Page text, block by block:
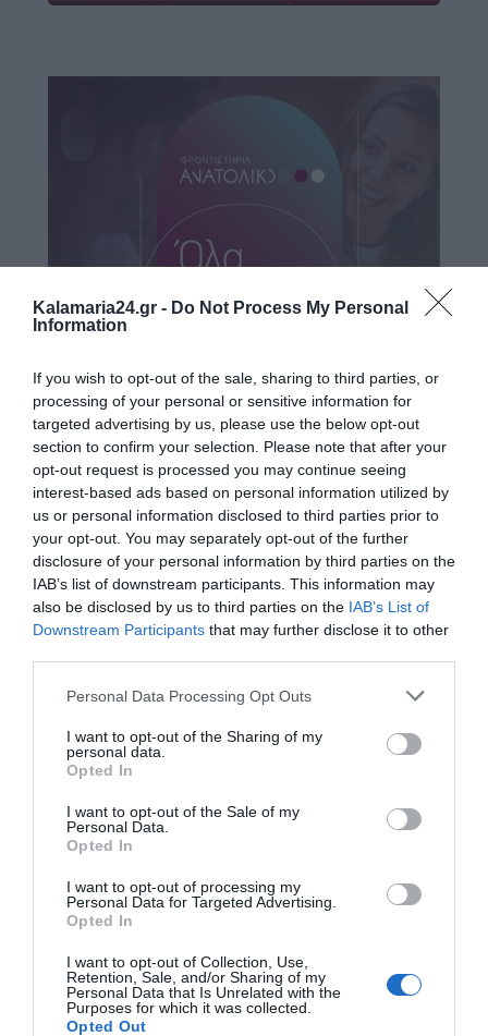
Kalamaria24.gr - Do Not Process My Personal
Information
If you wish to opt-out of the sale, sharing to third parties, or
processing of your personal or sensitive information for
targeted advertising by us, please use the below opt-out
section to confirm your selection. Please note that after your
opt-out request is processed you may continue seeing
interest-based ads based on personal information utilized by
us or personal information disclosed to third parties prior to
your opt-out. You may separately opt-out of the further
disclosure of your personal information by third parties on the
IAB’s list of downstream participants. This information may
also be disclosed by us to third parties on the IAB’s List of
Downstream Participants that may further disclose it to other
Personal Data Processing Opt Outs
I want to opt-out of the Sharing of my
personal data.
Opted In
I want to opt-out of the Sale of my
Personal Data.
Opted In
I want to opt-out of processing my
Personal Data for Targeted Advertising.
Opted In
I want to opt-out of Collection, Use,
Retention, Sale, and/or Sharing of my
Personal Data that Is Unrelated with the
Purposes for which it was collected.
Opted Out
Ο ΚΑΙΡΟΣ
34
34°
Θεσσαλονίκη
Παρασκευή+ 37°+26°
Σάββατο
+37°+25°
Κυριακή
+ 38°
Δευτέρα
+ 34°
26°
+36°+24°
Τετάρτη
+ 36°